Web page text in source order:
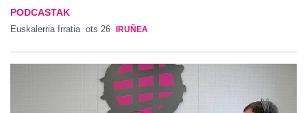
PODCASTAK
Euskalerria Irratia ots 26 IRUÑEA